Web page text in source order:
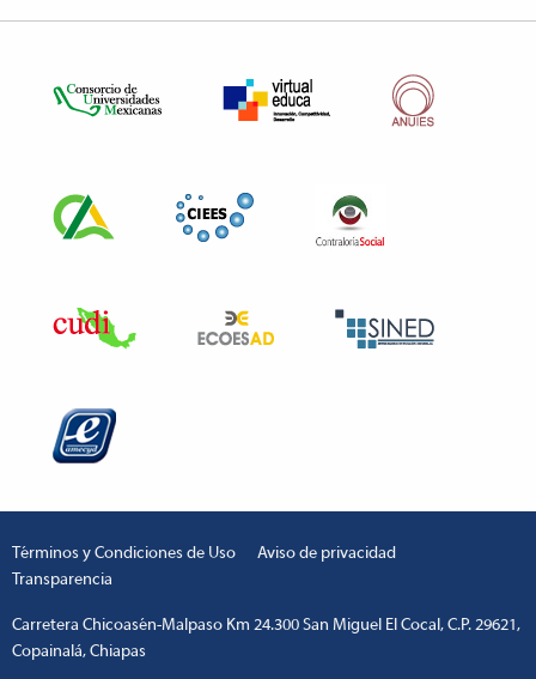
Términos y Condiciones de Uso
Aviso de privacidad
Transparencia
Carretera Chicoasén-Malpaso Km 24.300 San Miguel El Cocal, C.P. 29621,
Copainalá, Chiapas